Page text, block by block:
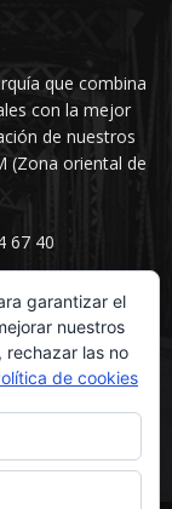
que combina
con la mejor
de nuestros
(Zona oriental de
67 40
garantizar el
nuestros
rechazar las no
de cookies